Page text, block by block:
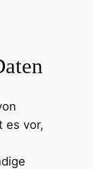
es vor,